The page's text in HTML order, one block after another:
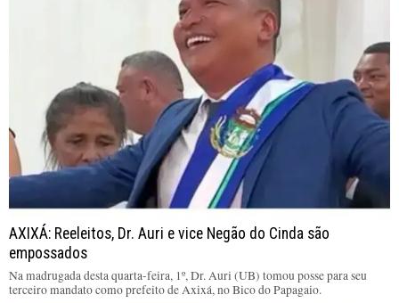
AXIXÁ: Reeleitos, Dr. Auri e vice Negão do Cinda são
empossados
Na madrugada desta quarta-feira, 1º, Dr. Auri (UB) tomou posse para seu
terceiro mandato como prefeito de Axixá, no Bico do Papagaio.